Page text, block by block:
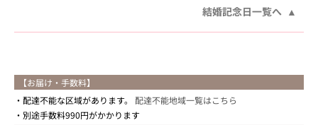
結婚記念日一覧へ
【お届け・手数料】
配達不能な区域があります。 配達不能地域一覧はこちら
別途手数料990円がかかります